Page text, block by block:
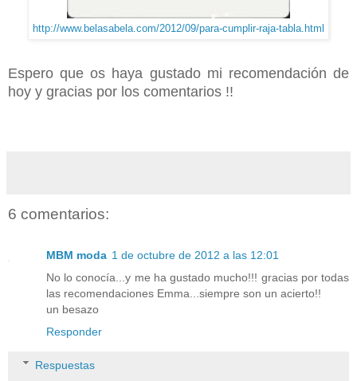
http://www.belasabela.com/2012/09/para-cumplir-raja-tabla.html
Espero que os haya gustado mi recomendación de
hoy y gracias por los comentarios !!
6 comentarios:
MBM moda 1 de octubre de 2012 a las 12:01
No lo conocía...y me ha gustado mucho!!! gracias por todas
las recomendaciones Emma...siempre son un acierto!!
un besazo
Responder
Respuestas